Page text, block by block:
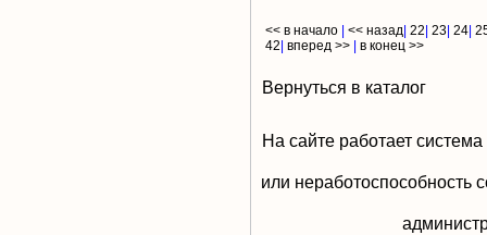
<< в начало << назад 22 23 24
42 вперед >> в конец >>
Вернуться в каталог
На сайте работает
или неработоспособность